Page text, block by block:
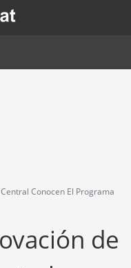
nova finestra.
Conocen El Programa
de